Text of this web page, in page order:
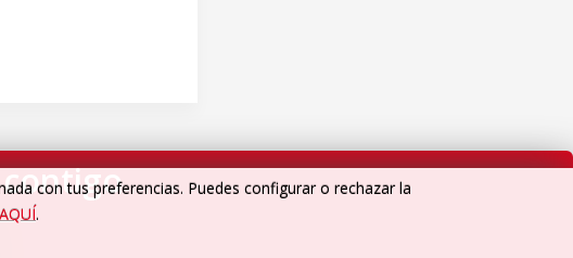
contigo
con tus preferencias. Puedes configurar o rechazar la
AQUÍ.